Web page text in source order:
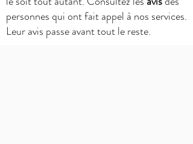
personnes qui ont fait appel à nos services.
Leur avis passe avant tout le reste.